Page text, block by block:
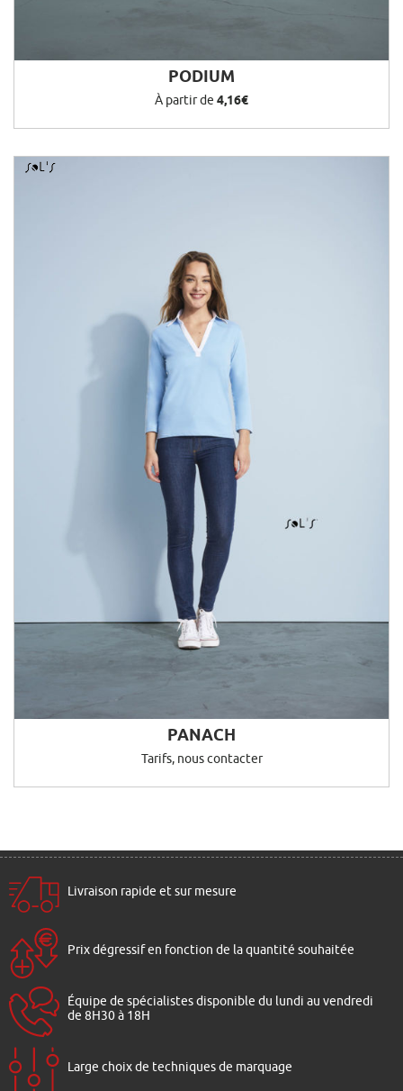
PODIUM
À partir de 4,16€
PANACH
Tarifs, nous contacter
Livraison rapide et sur mesure
Prix dégressif en fonction de la quantité souhaitée
Équipe de spécialistes disponible du lundi au vendredi
de 8H30 à 18H
Large choix de techniques de marquage